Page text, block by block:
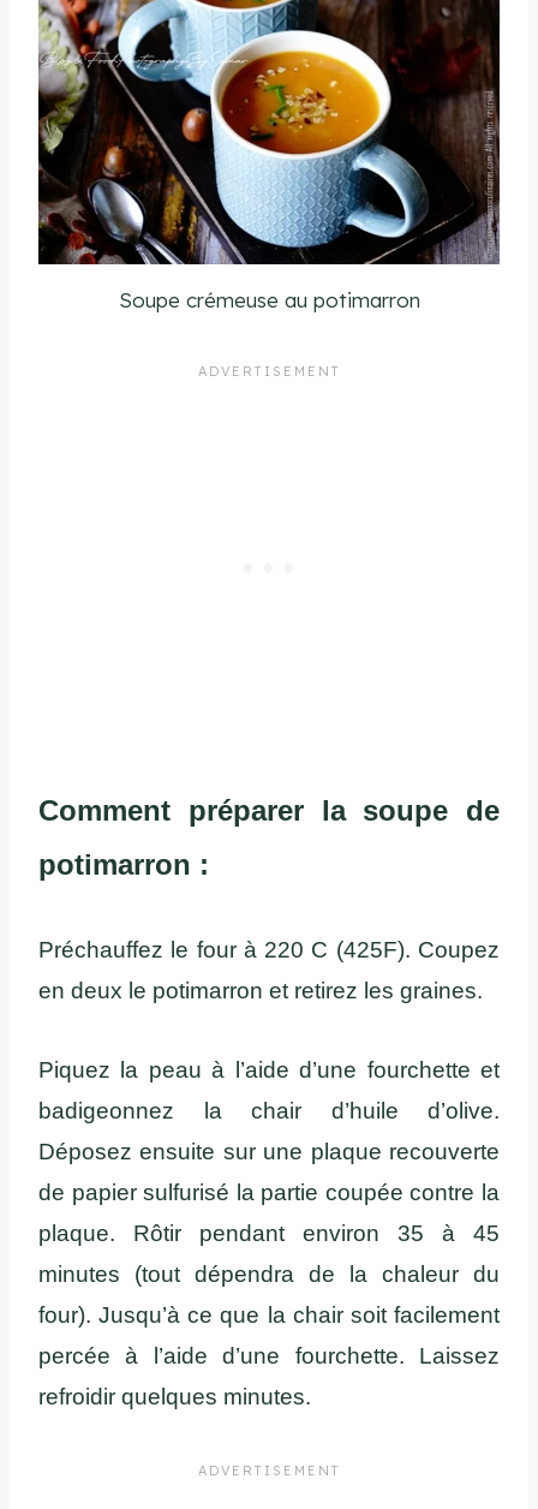
Soupe crémeuse au potimarron
Comment préparer la soupe de
potimarron :
Préchauffez le four à 220 C (425F). Coupez
en deux le potimarron et retirez les graines.
Piquez la peau à l’aide d’une fourchette et
badigeonnez la chair d’huile d’olive.
Déposez ensuite sur une plaque recouverte
de papier sulfurisé la partie coupée contre la
plaque. Rôtir pendant environ 35 à 45
minutes (tout dépendra de la chaleur du
four). Jusqu’à ce que la chair soit facilement
percée à l’aide d’une fourchette. Laissez
refroidir quelques minutes.